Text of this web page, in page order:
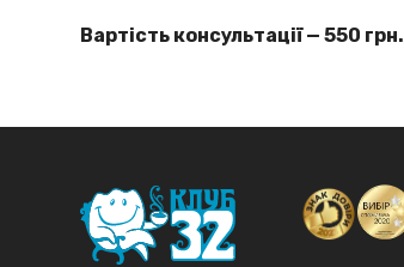
Вартість консультації — 550 грн.